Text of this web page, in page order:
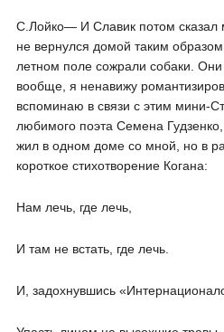
С.Лойко― И Славик потом сказал
не вернулся домой таким
летном поле сожрали собаки.
вообще, я ненавижу
вспоминаю в связи с этим мини-
любимого поэта Семена
жил в одном доме со мной, но в
короткое стихотворение Когана:
Нам лечь, где лечь,
И там не встать, где лечь.
И, задохнувшись